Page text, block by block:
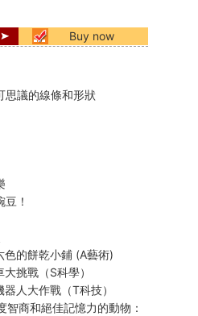
Buy now
思議的線條和形狀
！
色的餅乾小鋪 (A藝術)
挑戰（S科學）
人大作戰（T科技）
智商和絕佳記憶力的動物：